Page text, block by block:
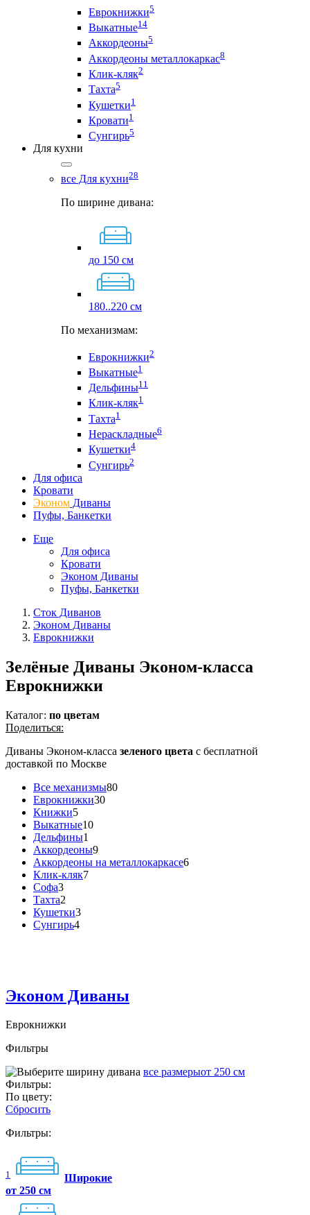
Еврокнижки5
Выкатные14
Аккордеоны5
Аккордеоны металлокаркас8
Клик-кляк2
Тахта5
Кушетки1
Кровати1
Сунгирь5
Для кухни
все Для кухни28
По ширине дивана:
до 150 см
180..220 см
По механизмам:
Еврокнижки2
Выкатные1
Дельфины11
Клик-кляк1
Тахта1
Нераскладные6
Кушетки4
Сунгирь2
Для офиса
Кровати
Эконом Диваны
Пуфы, Банкетки
Еще
Для офиса
Кровати
Эконом Диваны
Пуфы, Банкетки
Сток Диванов
Эконом Диваны
Еврокнижки
Зелёные Диваны Эконом-класса
Еврокнижки
Каталог: по цветам
Поделиться:
Диваны Эконом-класса зеленого цвета с бесплатной
доставкой по Москве
Все механизмы80
Еврокнижки30
Книжки5
Выкатные10
Дельфины1
Аккордеоны9
Аккордеоны на металлокаркасе6
Клик-кляк7
Софа3
Тахта2
Кушетки3
Сунгирь4
Эконом Диваны
Еврокнижки
Фильтры
все размерыот 250 см
Фильтры:
По цвету:
Сбросить
Фильтры:
1
Широкие
от 250 см